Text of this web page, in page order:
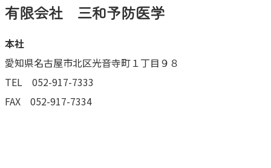
有限会社 三和予防医学
本社
愛知県名古屋市北区光音寺町１丁目９８
TEL 052-917-7333
FAX 052-917-7334